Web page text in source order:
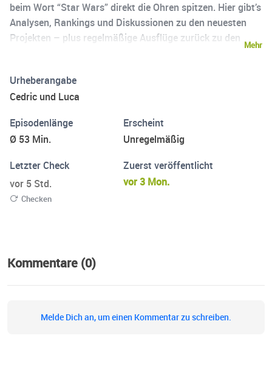
beim Wort “Star Wars” direkt die Ohren spitzen. Hier gibt’s
Analysen, Rankings und Diskussionen zu den neuesten
Projekten – plus regelmäßige Ausflüge zurück zu den
Mehr
Urheberangabe
Cedric und Luca
Episodenlänge
Ø 53 Min.
Erscheint
Unregelmäßig
Letzter Check
vor 5 Std.
Checken
Zuerst veröffentlicht
vor 3 Mon.
Kommentare (0)
Melde Dich an, um einen Kommentar zu schreiben.